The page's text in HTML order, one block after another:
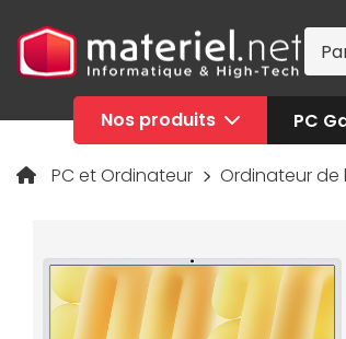
Nos produits PC
PC et Ordinateur Ordinateur de